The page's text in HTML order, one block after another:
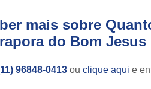
mais sobre
do Bom Jesus
96848-0413 ou clique aqui e